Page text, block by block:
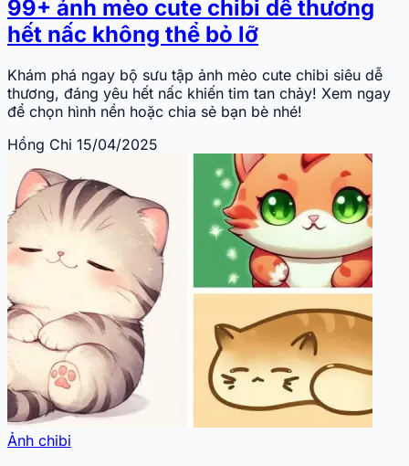
99+ ảnh mèo cute chibi dễ thương
hết nấc không thể bỏ lỡ
Khám phá ngay bộ sưu tập ảnh mèo cute chibi siêu dễ
thương, đáng yêu hết nấc khiến tim tan chảy! Xem ngay
để chọn hình nền hoặc chia sẻ bạn bè nhé!
Hồng Chi 15/04/2025
Ảnh chibi